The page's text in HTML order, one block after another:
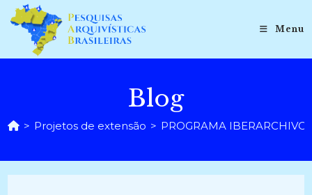
para
conteúdo
Menu
Blog
> Projetos de extensão > PROGRAMA